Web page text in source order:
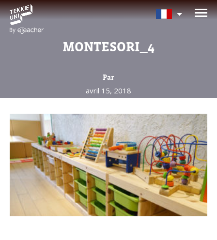
MONTESORI_4
Par
avril 15, 2018
Avez-vous besoin d'aide pour
choisir votre cours?
Nom complet d'un parent
Âge de votre enfant
Âge de votre enfant
E-mail des parents